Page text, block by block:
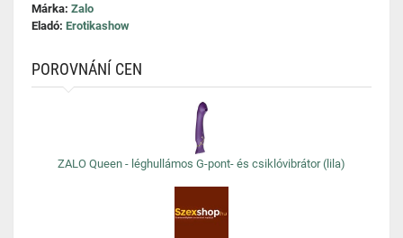
Márka: Zalo
Eladó: Erotikashow
POROVNÁNÍ CEN
ZALO Queen - léghullámos G-pont- és csiklóvibrátor (lila)